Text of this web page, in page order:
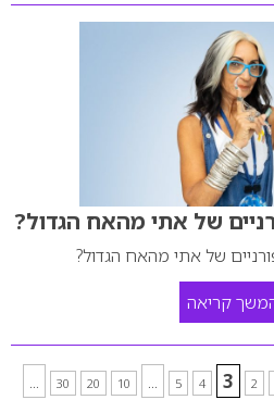
של אתי מהאח הגדול?
של אתי מהאח הגדול?
קריאה
2
3
4
5
...
10
20
30
...